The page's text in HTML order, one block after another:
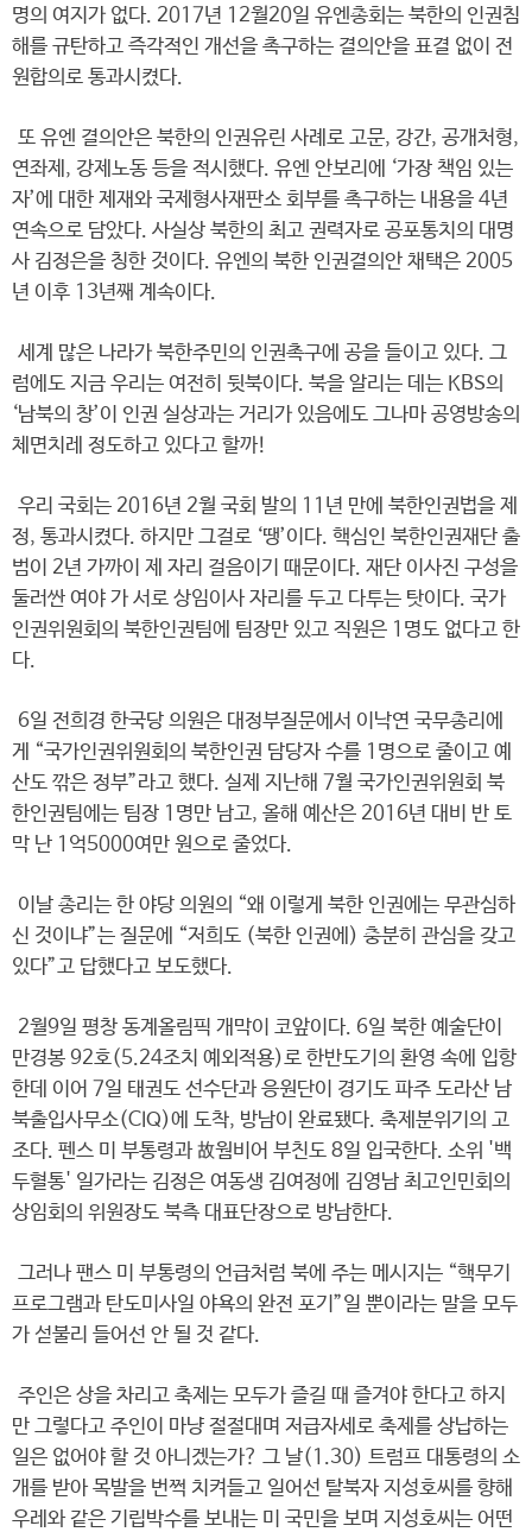
명의 여지가 없다. 2017년 12월20일 유엔총회는 북한의 인권침
해를 규탄하고 즉각적인 개선을 촉구하는 결의안을 표결 없이 전
원합의로 통과시켰다.
또 유엔 결의안은 북한의 인권유린 사례로 고문, 강간, 공개처형,
연좌제, 강제노동 등을 적시했다. 유엔 안보리에 ‘가장 책임 있는
자’에 대한 제재와 국제형사재판소 회부를 촉구하는 내용을 4년
연속으로 담았다. 사실상 북한의 최고 권력자로 공포통치의 대명
사 김정은을 칭한 것이다. 유엔의 북한 인권결의안 채택은 2005
년 이후 13년째 계속이다.
세계 많은 나라가 북한주민의 인권촉구에 공을 들이고 있다. 그
럼에도 지금 우리는 여전히 뒷북이다. 북을 알리는 데는 KBS의
‘남북의 창’이 인권 실상과는 거리가 있음에도 그나마 공영방송의
체면치레 정도하고 있다고 할까!
우리 국회는 2016년 2월 국회 발의 11년 만에 북한인권법을 제
정, 통과시켰다. 하지만 그걸로 ‘땡’이다. 핵심인 북한인권재단 출
범이 2년 가까이 제 자리 걸음이기 때문이다. 재단 이사진 구성을
둘러싼 여야 가 서로 상임이사 자리를 두고 다투는 탓이다. 국가
인권위원회의 북한인권팀에 팀장만 있고 직원은 1명도 없다고 한
다.
6일 전희경 한국당 의원은 대정부질문에서 이낙연 국무총리에
게 “국가인권위원회의 북한인권 담당자 수를 1명으로 줄이고 예
산도 깎은 정부”라고 했다. 실제 지난해 7월 국가인권위원회 북
한인권팀에는 팀장 1명만 남고, 올해 예산은 2016년 대비 반 토
막 난 1억5000여만 원으로 줄었다.
이날 총리는 한 야당 의원의 “왜 이렇게 북한 인권에는 무관심하
신 것이냐”는 질문에 “저희도 (북한 인권에) 충분히 관심을 갖고
있다”고 답했다고 보도했다.
2월9일 평창 동계올림픽 개막이 코앞이다. 6일 북한 예술단이
만경봉 92호(5.24조치 예외적용)로 한반도기의 환영 속에 입항
한데 이어 7일 태권도 선수단과 응원단이 경기도 파주 도라산 남
북출입사무소(CIQ)에 도착, 방남이 완료됐다. 축제분위기의 고
조다. 펜스 미 부통령과 故웜비어 부친도 8일 입국한다. 소위 '백
두혈통' 일가라는 김정은 여동생 김여정에 김영남 최고인민회의
상임회의 위원장도 북측 대표단장으로 방남한다.
그러나 팬스 미 부통령의 언급처럼 북에 주는 메시지는 “핵무기
프로그램과 탄도미사일 야욕의 완전 포기”일 뿐이라는 말을 모두
가 섣불리 들어선 안 될 것 같다.
주인은 상을 차리고 축제는 모두가 즐길 때 즐겨야 한다고 하지
만 그렇다고 주인이 마냥 절절대며 저급자세로 축제를 상납하는
일은 없어야 할 것 아니겠는가? 그 날(1.30) 트럼프 대통령의 소
개를 받아 목발을 번쩍 치켜들고 일어선 탈북자 지성호씨를 향해
우레와 같은 기립박수를 보내는 미 국민을 보며 지성호씨는 어떤